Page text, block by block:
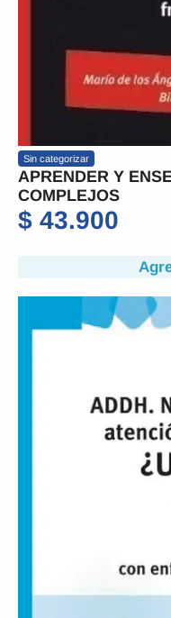
Sin categorizar
APRENDER Y
COMPLEJOS
$ 43.900